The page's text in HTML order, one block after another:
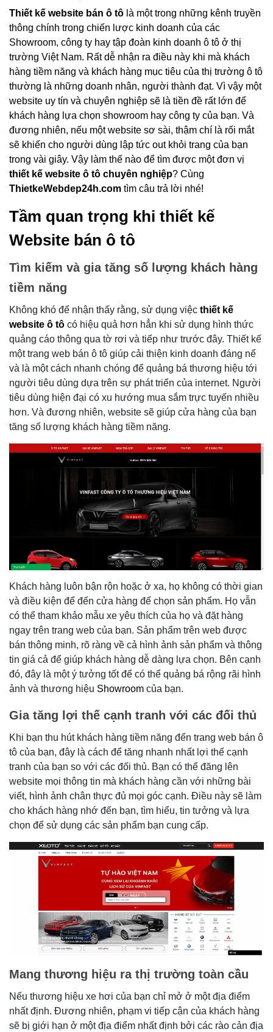
2.5.Tăng doanh thu bán hàng
2.6.Tiết kiệm chi phí quảng cáo, truyền thông
3.Ai cần thiết kế Website ô tô
4.Những tiêu chí không thể thiếu khi thiết kế
Website bán ô tô
4.1.Chất lượng hình ảnh
4.2.Giao diện ấn tượng, hấp dẫn
4.3. Hệ thống quản lý nội dung
4.4.Tích hợp đầy đủ các tính năng đặc trưng
4.5.Tương thích với mọi loại thiết bị
5.Tính năng của website bán ô tô
5.1.Trang chủ website bán ô tô
5.3.Trang sản phẩm - ô tô
5.4.Trang dịch vụ
5.6.Một số tính năng khác:
6.Tại sao nên lựa chọn ThietkeWebdep24H để thiết
kế website bán ô tô cho bạn?
7.Lời kết
Thiết kế website bán ô tô là một trong những kênh truyền
thông chính trong chiến lược kinh doanh của các
Showroom, công ty hay tập đoàn kinh doanh ô tô ở thị
trường Việt Nam. Rất dễ nhận ra điều này khi mà khách
hàng tiềm năng và khách hàng mục tiêu của thị trường ô tô
thường là những doanh nhân, người thành đạt. Vì vậy một
website uy tín và chuyên nghiệp sẽ là tiền đề rất lớn để
khách hàng lựa chọn showroom hay công ty của bạn. Và
đương nhiên, nếu một website sơ sài, thậm chí là rối mắt
sẽ khiến cho người dùng lập tức out khỏi trang của bạn
trong vài giây. Vậy làm thế nào để tìm được một đơn vị
thiết kế website ô tô chuyên nghiệp? Cùng
ThietkeWebdep24h.com tìm câu trả lời nhé!
Tầm quan trọng khi thiết kế
Website bán ô tô
Tìm kiếm và gia tăng số lượng khách hàng
tiềm năng
Không khó để nhận thấy rằng, sử dụng việc thiết kế
website ô tô có hiệu quả hơn hẳn khi sử dụng hình thức
quảng cáo thông qua tờ rơi và tiếp như trước đây. Thiết kế
một trang web bán ô tô giúp cải thiện kinh doanh đáng nể
và là một cách nhanh chóng để quảng bá thương hiệu tới
người tiêu dùng dựa trên sự phát triển của internet. Người
tiêu dùng hiện đại có xu hướng mua sắm trực tuyến nhiều
hơn. Và đương nhiên, website sẽ giúp cửa hàng của bạn
tăng số lượng khách hàng tiềm năng.
Khách hàng luôn bận rộn hoặc ở xa, họ không có thời gian
và điều kiện để đến cửa hàng để chọn sản phẩm. Họ vẫn
có thể tham khảo mẫu xe yêu thích của họ và đặt hàng
ngay trên trang web của bạn. Sản phẩm trên web được
bán thông minh, rõ ràng về cả hình ảnh sản phẩm và thông
tin giá cả để giúp khách hàng dễ dàng lựa chọn. Bên cạnh
đó, đây là một ý tưởng tốt để có thể quảng bá rộng rãi hình
ảnh và thương hiệu Showroom của bạn.
Gia tăng lợi thế cạnh tranh với các đối thủ
Khi bạn thu hút khách hàng tiềm năng đến trang web bán ô
tô của bạn, đây là cách để tăng nhanh nhất lợi thế cạnh
tranh của bạn so với các đối thủ. Bạn có thể đăng lên
website mọi thông tin mà khách hàng cần với những bài
viết, hình ảnh chân thực đủ mọi góc cạnh. Điều này sẽ làm
cho khách hàng nhớ đến bạn, tìm hiểu, tin tưởng và lựa
chọn để sử dụng các sản phẩm bạn cung cấp.
Mang thương hiệu ra thị trường toàn cầu
Nếu thương hiệu xe hơi của bạn chỉ mở ở một địa điểm
nhất định. Đương nhiên, phạm vi tiếp cận của khách hàng
sẽ bị giới hạn ở một địa điểm nhất định bởi các rào cản địa